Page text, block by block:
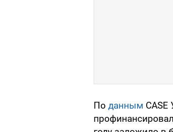
По данным